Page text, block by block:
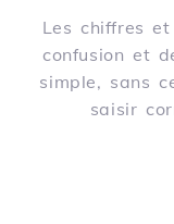
Les chiffres
confusion et
simple, sans
saisir